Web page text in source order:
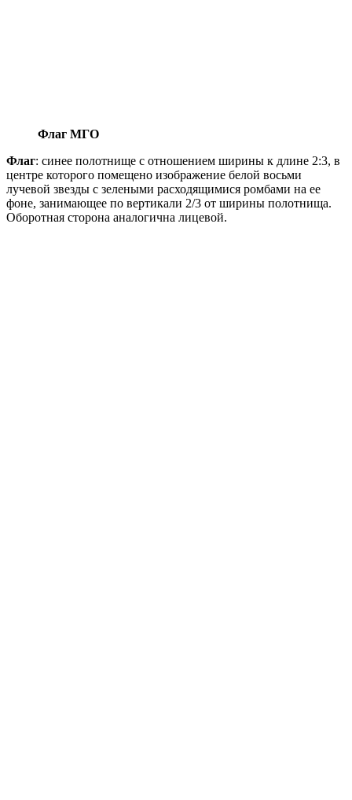
Флаг МГО
Флаг: синее полотнище с отношением ширины к длине 2:3, в
центре которого помещено изображение белой восьми
лучевой звезды с зелеными расходящимися ромбами на ее
фоне, занимающее по вертикали 2/3 от ширины полотнища.
Оборотная сторона аналогична лицевой.